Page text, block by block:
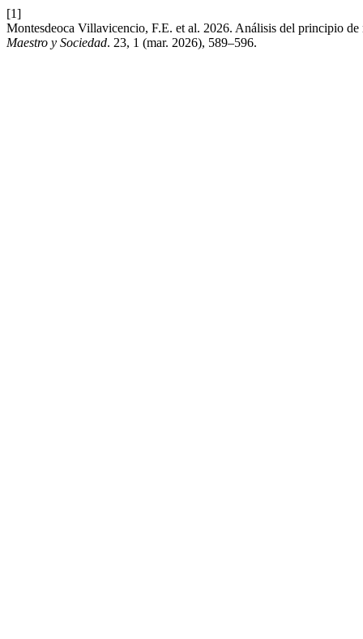
[1]
Montesdeoca Villavicencio, F.E. et al. 2026. Análisis del principio de
Maestro y Sociedad. 23, 1 (mar. 2026), 589–596.